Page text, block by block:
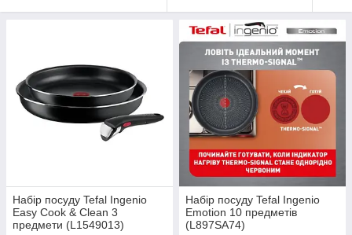
Набір посуду Tefal Ingenio
Easy Cook & Clean 3
предмети (L1549013)
Набір посуду Tefal Ingenio
Emotion 10 предметів
(L897SA74)